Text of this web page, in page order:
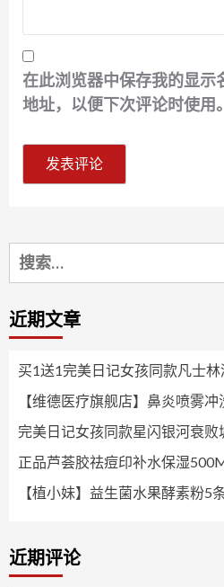
在此浏览器中保存我的显示
地址，以便下次评论时使用。
搜
索：
近期文章
买1送1完美日记女孩同款凡士
【维德医疗旗舰店】鼻炎喷雾冲
完美日记女孩同款星闪银河衰败
正品芦荟胶祛痘印补水保湿
【植小妹】益生菌水果酵素粉5
近期评论